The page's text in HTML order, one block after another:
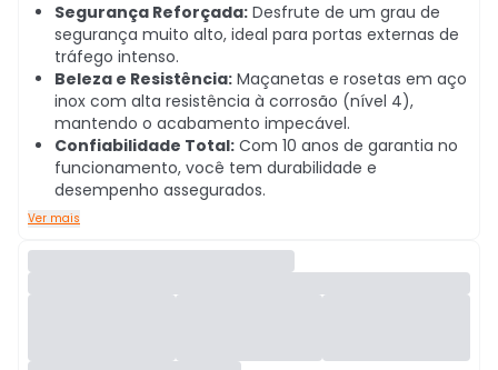
Segurança Reforçada: Desfrute de um grau de
segurança muito alto, ideal para portas externas de
tráfego intenso.
Beleza e Resistência: Maçanetas e rosetas em aço
inox com alta resistência à corrosão (nível 4),
mantendo o acabamento impecável.
Confiabilidade Total: Com 10 anos de garantia no
funcionamento, você tem durabilidade e
desempenho assegurados.
Ver mais